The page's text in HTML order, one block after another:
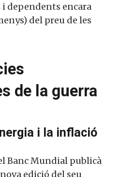
dependents encara
del preu de les
de la guerra
i la inflació
Banc Mundial publicà
edició del seu